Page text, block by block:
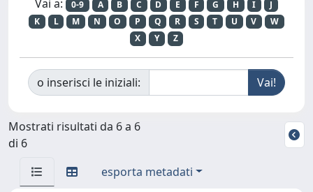
Vai a: 0-9 A B C D E F G H I
J
K
L M N O P Q R S T U V
W
X
Y Z
o inserisci le iniziali:
Mostrati risultati da 6 a 6
di 6
esporta metadati